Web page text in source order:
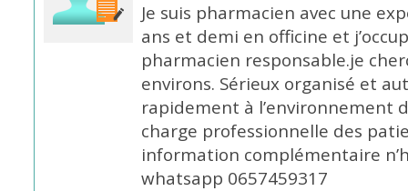
Je suis pharmacien avec une
ans et demi en officine et
pharmacien responsable.je
environs. Sérieux organisé et
rapidement à l’environnement
charge professionnelle des
information complémentaire
whatsapp 0657459317